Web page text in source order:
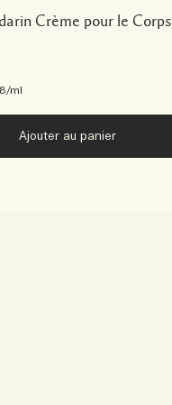
Crème pour le Corps
/ml
Ajouter au panier